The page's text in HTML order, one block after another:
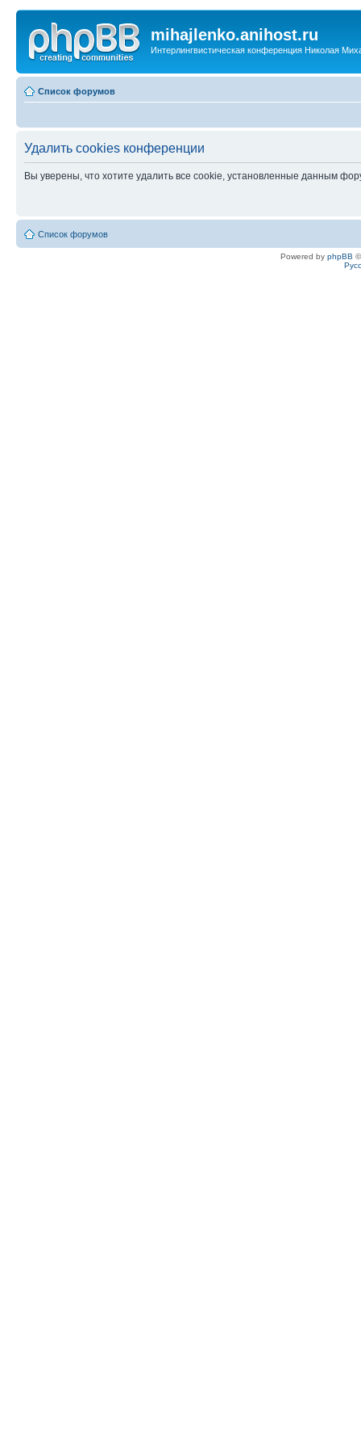
mihajlenko.anihost.ru
Интерлингвистическая конференция Николая
Список форумов
Удалить cookies конференции
Вы уверены, что хотите удалить все cookie, установленные данным
Список форумов
Powered by phpBB